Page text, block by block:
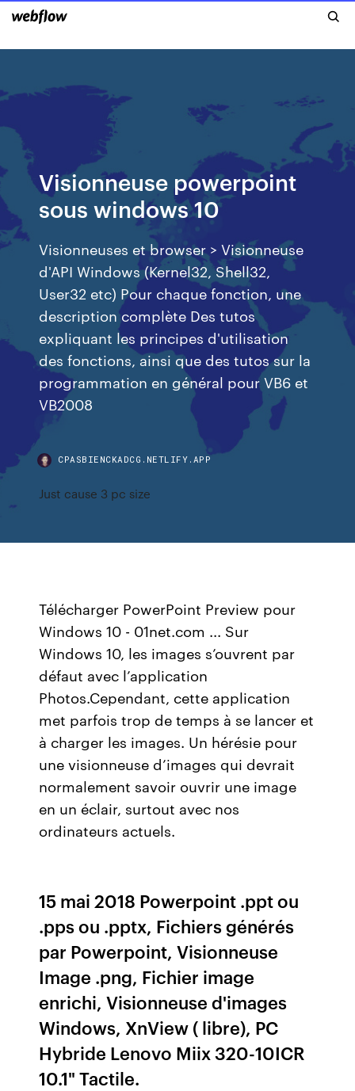
Visionneuse powerpoint
sous windows 10
Visionneuses et browser > Visionneuse
d'API Windows (Kernel32, Shell32,
User32 etc) Pour chaque fonction, une
description complète Des tutos
expliquant les principes d'utilisation
des fonctions, ainsi que des tutos sur la
programmation en général pour VB6 et
VB2008
CPASBIENCKADCG.NETLIFY.APP
Just cause 3 pc size
Télécharger PowerPoint Preview pour
Windows 10 - 01net.com ... Sur
Windows 10, les images s’ouvrent par
défaut avec l’application
Photos.Cependant, cette application
met parfois trop de temps à se lancer et
à charger les images. Un hérésie pour
une visionneuse d’images qui devrait
normalement savoir ouvrir une image
en un éclair, surtout avec nos
ordinateurs actuels.
15 mai 2018 Powerpoint .ppt ou
.pps ou .pptx, Fichiers générés
par Powerpoint, Visionneuse
Image .png, Fichier image
enrichi, Visionneuse d'images
Windows, XnView ( libre), PC
Hybride Lenovo Miix 320-10ICR
10.1" Tactile.